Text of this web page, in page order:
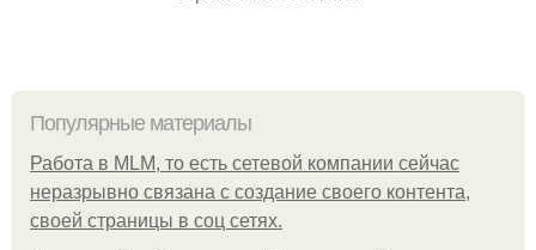
Популярные материалы
Работа в MLM, то есть сетевой компании сейчас
неразрывно связана с создание своего контента,
своей страницы в соц сетях.